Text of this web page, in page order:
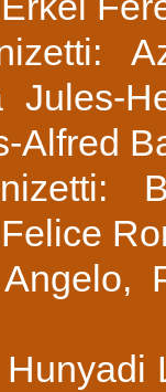
Jules-
Alfred